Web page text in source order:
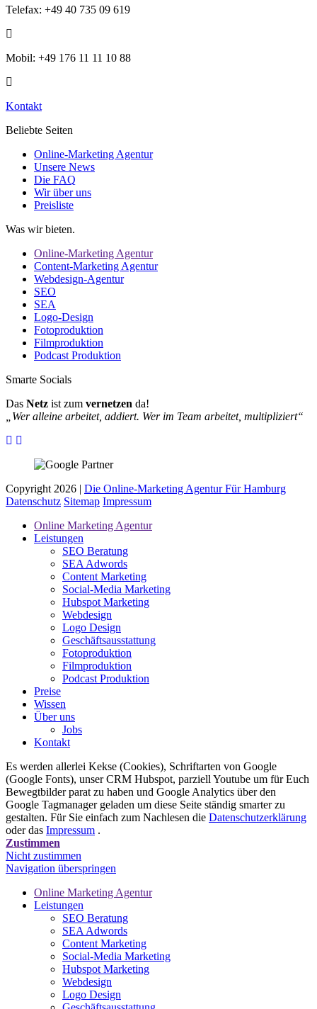
Telefax: +49 40 735 09 619
Mobil: +49 176 11 11 10 88
Kontakt
Beliebte Seiten
Online-Marketing Agentur
Unsere News
Die FAQ
Wir über uns
Preisliste
Was wir bieten.
Online-Marketing Agentur
Content-Marketing Agentur
Webdesign-Agentur
SEO
SEA
Logo-Design
Fotoproduktion
Filmproduktion
Podcast Produktion
Smarte Socials
Das Netz ist zum vernetzen da!
„Wer alleine arbeitet, addiert. Wer im Team arbeitet, multipliziert“
Copyright 2026 | Die Online-Marketing Agentur Für Hamburg
Datenschutz Sitemap Impressum
Online Marketing Agentur
Leistungen
SEO Beratung
SEA Adwords
Content Marketing
Social-Media Marketing
Hubspot Marketing
Webdesign
Logo Design
Geschäftsausstattung
Fotoproduktion
Filmproduktion
Podcast Produktion
Preise
Wissen
Über uns
Jobs
Kontakt
Es werden allerlei Kekse (Cookies), Schriftarten von Google
(Google Fonts), unser CRM Hubspot, parziell Youtube um für Euch
Bewegtbilder parat zu haben und Google Analytics über den
Google Tagmanager geladen um diese Seite ständig smarter zu
gestalten. Für Sie einfach zum Nachlesen die Datenschutzerklärung
oder das Impressum .
Zustimmen
Nicht zustimmen
Navigation überspringen
Online Marketing Agentur
Leistungen
SEO Beratung
SEA Adwords
Content Marketing
Social-Media Marketing
Hubspot Marketing
Webdesign
Logo Design